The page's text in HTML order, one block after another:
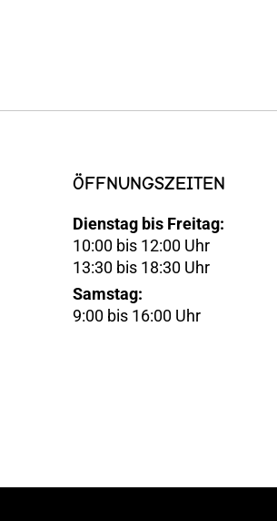
ÖFFNUNGSZEITEN
Dienstag bis Freitag:
10:00 bis 12:00 Uhr
13:30 bis 18:30 Uhr
Samstag:
9:00 bis 16:00 Uhr